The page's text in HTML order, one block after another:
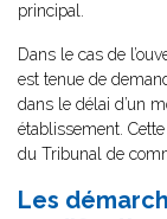
principal.
Dans le cas de
est tenue de
dans le délai d’un
établissement.
du Tribunal de
Les